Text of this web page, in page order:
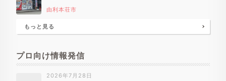
由利本荘市
もっと見る
プロ向け情報発信
2026年7月28日